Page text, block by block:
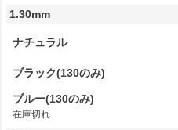
1.30mm
ナチュラル
ブラック(130のみ)
ブルー(130のみ)
在庫切れ